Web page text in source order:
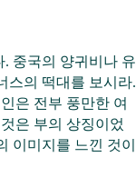
중국의 양귀비나 유
스의 떡대를 보시라.
은 전부 풍만한 여
은 부의 상징이었
이미지를 느낀 것이